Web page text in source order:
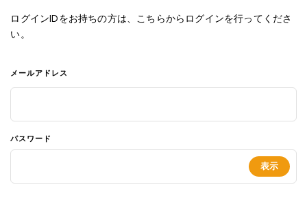
ログインIDをお持ちの方は、こちらからログインを行ってくださ
い。
メールアドレス
パスワード